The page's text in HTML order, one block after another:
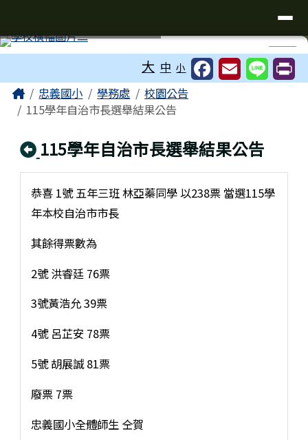
⏸
大 中 小
主內容區域
Home忠義國小 學務處
校園公告
115學年自治市長選舉結果公告
回上頁
115學年自治市長選舉結果公告
恭喜 1號 五年三班 林亞蓁同學 以238票 當選115學
年本校自治市市長
其餘得票數為
2號 洪睿廷 76票
3號黃浩允 39票
4號 呂芷安 78票
5號 胡展誠 81票
廢票 7票
忠義國小全體師生 仝賀
頁尾區域